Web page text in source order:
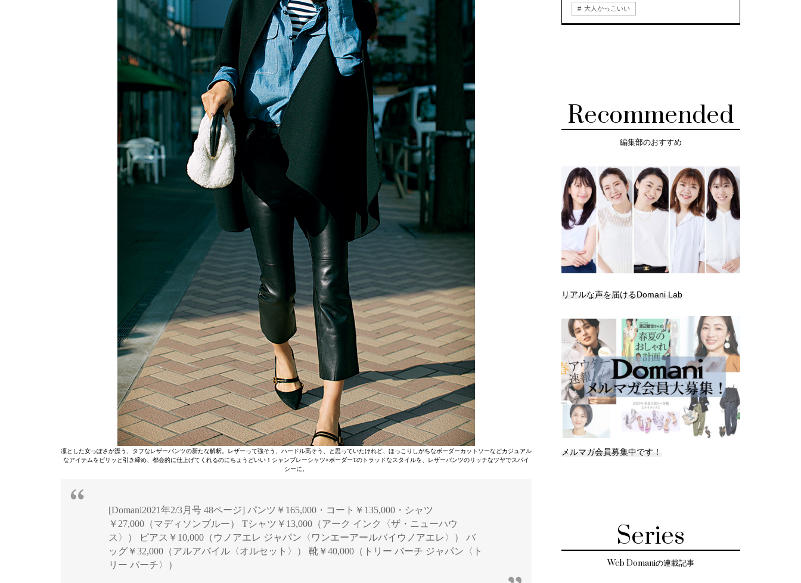
凜とした女っぽさが漂う、タフなレザーパンツの新たな解釈。レザーって強そう、ハードル高そう、と思っていたけれど、ほっこりしがちなボーダーカットソーなどカジュアル
なアイテムをピリッと引き締め、都会的に仕上げてくれるのにちょうどいい！シャンブレーシャツ×ボーダーTのトラッドなスタイルを、レザーパンツのリッチなツヤでスパイ
シーに。
[Domani2021年2/3月号 48ページ] パンツ￥165,000・コート￥135,000・シャツ
￥27,000（マディソンブルー） Tシャツ￥13,000（アーク インク〈ザ・ニューハウ
ス〉） ピアス￥10,000（ウノアエレ ジャパン〈ワンエーアールバイウノアエレ〉） バ
ッグ￥32,000（アルアバイル〈オルセット〉） 靴￥40,000（トリー バーチ ジャパン〈ト
リー バーチ〉）
大人かっこいい
Recommended
編集部のおすすめ
リアルな声を届けるDomani Lab
メルマガ会員募集中です！
Series
Web Domaniの連載記事